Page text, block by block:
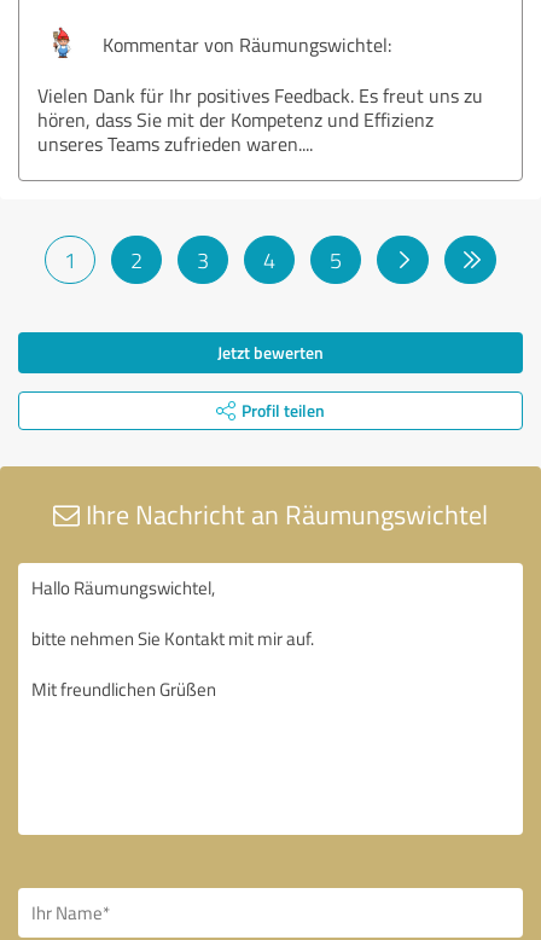
Kommentar von Räumungswichtel:
Vielen Dank für Ihr positives Feedback. Es freut uns zu
hören, dass Sie mit der Kompetenz und Effizienz
unseres Teams zufrieden waren....
1 2 3 4 5
Jetzt bewerten
Profil teilen
Ihre Nachricht an Räumungswichtel